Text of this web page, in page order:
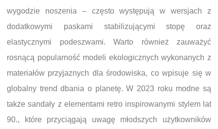
wygodzie noszenia – często występują w wersjach z
dodatkowymi paskami stabilizującymi stopę oraz
elastycznymi podeszwami. Warto również zauważyć
rosnącą popularność modeli ekologicznych wykonanych z
materiałów przyjaznych dla środowiska, co wpisuje się w
globalny trend dbania o planetę. W 2023 roku modne są
także sandały z elementami retro inspirowanymi stylem lat
90., które przyciągają uwagę młodszych użytkowników